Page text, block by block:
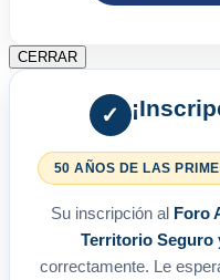
CERRAR
✓
50 AÑOS DE LAS
Su inscripción al Foro
Territorio Seguro
correctamente. Le